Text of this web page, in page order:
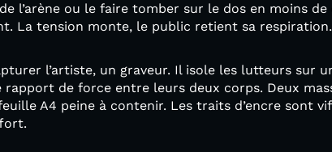
l’arène ou le faire tomber sur le dos en moins
La tension monte, le public retient sa respiration.
l’artiste, un graveur. Il isole les lutteurs sur
de force entre leurs deux corps. Deux
A4 peine à contenir. Les traits d’encre sont